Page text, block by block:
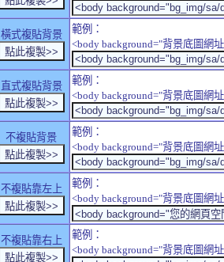
橫式複貼背景
範例：
<body background="背景底圖網
直式複貼背景
範例：
<body background="背景底圖網
不複貼背景
範例：
<body background="背景底圖網
不複貼靠左上
範例：
<body background="背景底圖網
不複貼靠右上
範例：
<body background="背景底圖網